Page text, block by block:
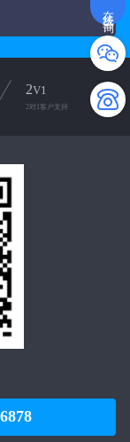
在线咨询
2V1
2对1客户支持